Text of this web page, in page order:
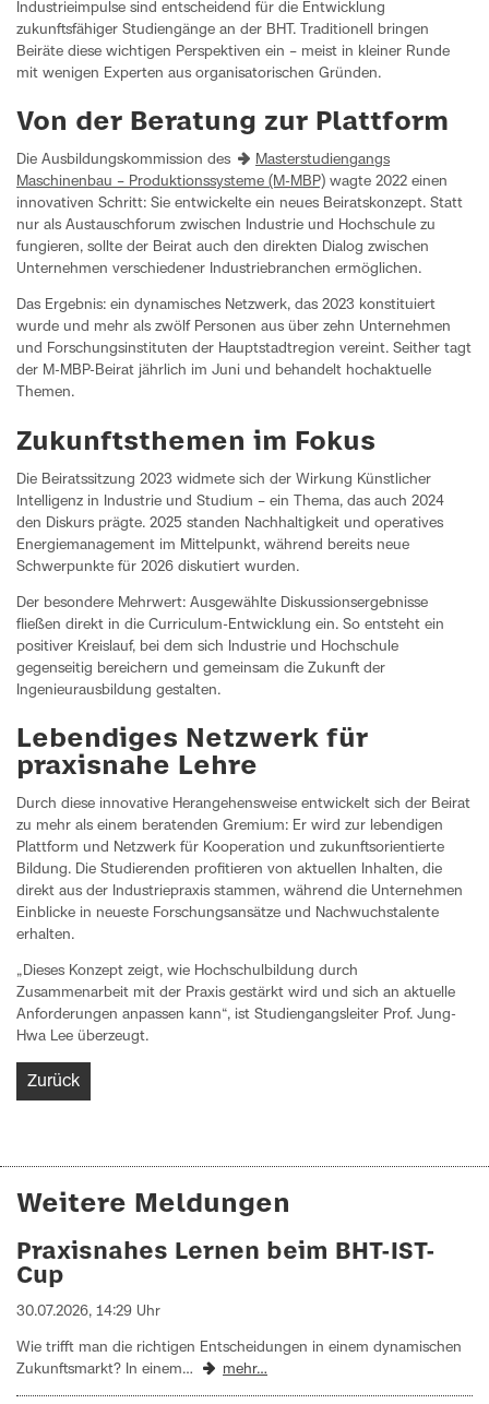
Industrieimpulse sind entscheidend für die Entwicklung
zukunftsfähiger Studiengänge an der BHT. Traditionell bringen
Beiräte diese wichtigen Perspektiven ein – meist in kleiner Runde
mit wenigen Experten aus organisatorischen Gründen.
Von der Beratung zur Plattform
Die Ausbildungskommission des
Masterstudiengangs
Maschinenbau – Produktionssysteme (M-MBP) wagte 2022 einen
innovativen Schritt: Sie entwickelte ein neues Beiratskonzept. Statt
nur als Austauschforum zwischen Industrie und Hochschule zu
fungieren, sollte der Beirat auch den direkten Dialog zwischen
Unternehmen verschiedener Industriebranchen ermöglichen.
Das Ergebnis: ein dynamisches Netzwerk, das 2023 konstituiert
wurde und mehr als zwölf Personen aus über zehn Unternehmen
und Forschungsinstituten der Hauptstadtregion vereint. Seither tagt
der M-MBP-Beirat jährlich im Juni und behandelt hochaktuelle
Themen.
Zukunftsthemen im Fokus
Die Beiratssitzung 2023 widmete sich der Wirkung Künstlicher
Intelligenz in Industrie und Studium – ein Thema, das auch 2024
den Diskurs prägte. 2025 standen Nachhaltigkeit und operatives
Energiemanagement im Mittelpunkt, während bereits neue
Schwerpunkte für 2026 diskutiert wurden.
Der besondere Mehrwert: Ausgewählte Diskussionsergebnisse
fließen direkt in die Curriculum-Entwicklung ein. So entsteht ein
positiver Kreislauf, bei dem sich Industrie und Hochschule
gegenseitig bereichern und gemeinsam die Zukunft der
Ingenieurausbildung gestalten.
Lebendiges Netzwerk für
praxisnahe Lehre
Durch diese innovative Herangehensweise entwickelt sich der Beirat
zu mehr als einem beratenden Gremium: Er wird zur lebendigen
Plattform und Netzwerk für Kooperation und zukunftsorientierte
Bildung. Die Studierenden profitieren von aktuellen Inhalten, die
direkt aus der Industriepraxis stammen, während die Unternehmen
Einblicke in neueste Forschungsansätze und Nachwuchstalente
erhalten.
„Dieses Konzept zeigt, wie Hochschulbildung durch
Zusammenarbeit mit der Praxis gestärkt wird und sich an aktuelle
Anforderungen anpassen kann“, ist Studiengangsleiter Prof. Jung-
Hwa Lee überzeugt.
Zurück
Weitere Meldungen
Praxisnahes Lernen beim BHT-IST-
Cup
30.07.2026, 14:29 Uhr
Wie trifft man die richtigen Entscheidungen in einem dynamischen
Zukunftsmarkt? In einem…
mehr…